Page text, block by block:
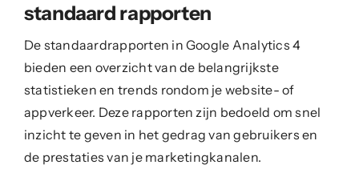
standaard rapporten
De standaardrapporten in Google Analytics 4
bieden een overzicht van de belangrijkste
statistieken en trends rondom je website- of
appverkeer. Deze rapporten zijn bedoeld om snel
inzicht te geven in het gedrag van gebruikers en
de prestaties van je marketingkanalen.